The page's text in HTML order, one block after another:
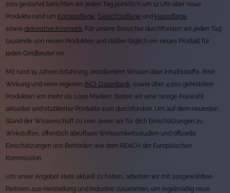
2011 gestartet berichten wir jeden Tag pünktlich um 12 Uhr über neue
Produkte rund um Körperpflege,Gesichtspflege und Haarpflege,
sowiedekorative Kosmetik. Für unsere Besucher durchforsten wir jeden Tag
tausende von neuen Produkten und stellen täglich ein neues Produkt für
jeden Geldbeutel vor.
Mit rund 15 Jahren Erfahrung, exzellentem Wissen über Inhaltsstoffe, ihrer
Wirkung und einer eigenen
INCI-Datenbank, sowie über 4.000 getesteten
Produkten von mehr als 1.000 Marken, bieten wir eine riesige Auswahl
aktueller und etablierter Produkte zum durchforsten. Um auf dem neuesten
Stand der Wissenschaft zu sein, lesen wir für dich Einschätzungen zu
Wirkstoffen, öffentlich abrufbare Wirksamkeitsstudien und offizielle
Einschätzungen von Behörden wie dem REACH der Europäischen
Kommission.
Um unser Angebot stets aktuell zu halten, arbeiten wir mit ausgewählten
Partnern aus Herstellung und Industrie zusammen, um regelmäßig neue